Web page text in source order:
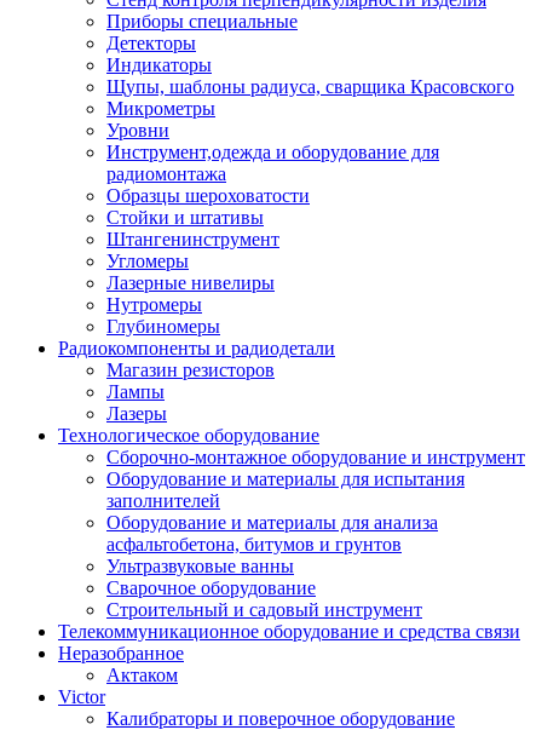
Приборы специальные
Детекторы
Индикаторы
Щупы, шаблоны радиуса, сварщика Красовского
Микрометры
Уровни
Инструмент,одежда и оборудование для
радиомонтажа
Образцы шероховатости
Стойки и штативы
Штангенинструмент
Угломеры
Лазерные нивелиры
Нутромеры
Глубиномеры
Радиокомпоненты и радиодетали
Магазин резисторов
Лампы
Лазеры
Технологическое оборудование
Сборочно-монтажное оборудование и инструмент
Оборудование и материалы для испытания
заполнителей
Оборудование и материалы для анализа
асфальтобетона, битумов и грунтов
Ультразвуковые ванны
Сварочное оборудование
Строительный и садовый инструмент
Телекоммуникационное оборудование и средства связи
Неразобранное
Актаком
Victor
Калибраторы и поверочное оборудование